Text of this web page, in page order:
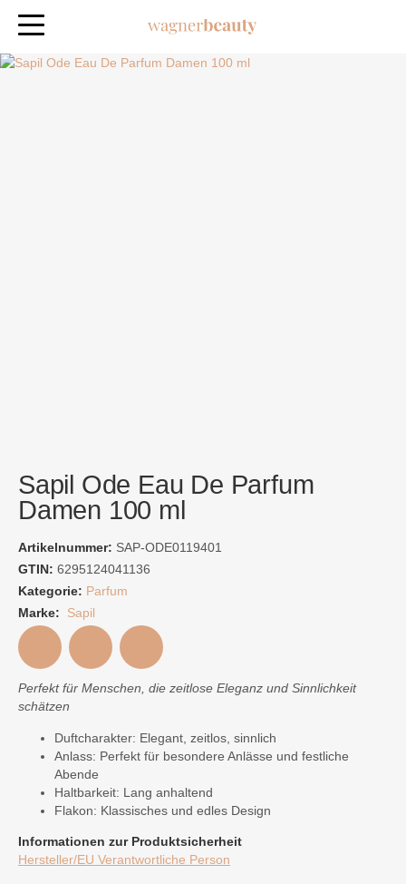
Sapil Ode Eau De Parfum
Damen 100 ml
Artikelnummer: SAP-ODE0119401
GTIN: 6295124041136
Kategorie: Parfum
Marke:
Sapil
Perfekt für Menschen, die zeitlose Eleganz und Sinnlichkeit
schätzen
Duftcharakter: Elegant, zeitlos, sinnlich
Anlass: Perfekt für besondere Anlässe und festliche
Abende
Haltbarkeit: Lang anhaltend
Flakon: Klassisches und edles Design
Informationen zur Produktsicherheit
Hersteller/EU Verantwortliche Person